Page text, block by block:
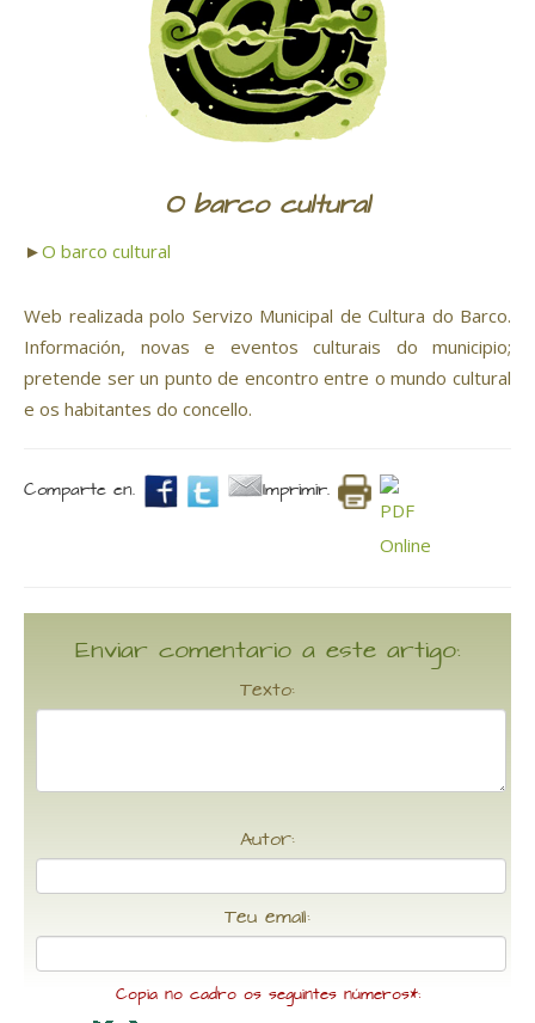
O barco cultural
►O barco cultural
Web realizada polo Servizo Municipal de Cultura do Barco.
Información, novas e eventos culturais do municipio;
pretende ser un punto de encontro entre o mundo cultural
e os habitantes do concello.
Comparte en. Imprimir.
Enviar comentario a este artigo:
Texto:
Autor:
Teu email:
Copia no cadro os seguintes números*: